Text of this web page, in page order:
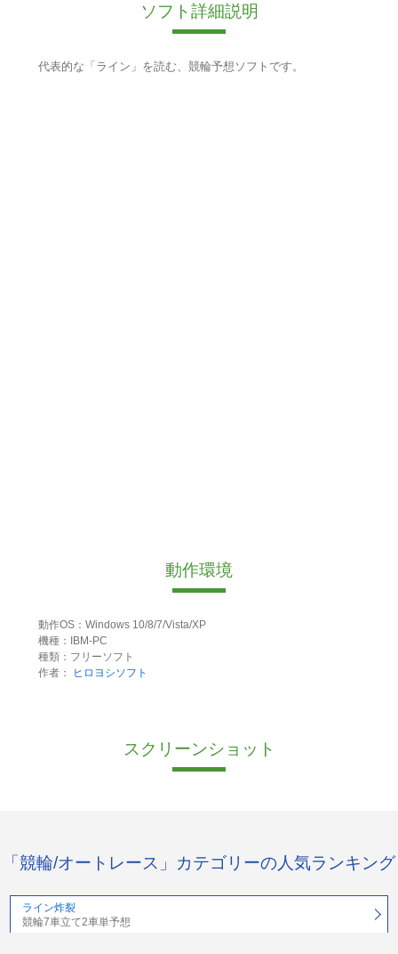
ソフト詳細説明
代表的な「ライン」を読む、競輪予想ソフトです。
動作環境
動作OS：Windows 10/8/7/Vista/XP
機種：IBM-PC
種類：フリーソフト
作者：
ヒロヨシソフト
スクリーンショット
「競輪/オートレース」カテゴリーの人気ランキング
ライン炸裂
競輪7車立て2車単予想